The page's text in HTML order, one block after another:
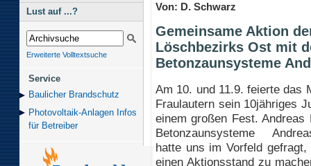
Lust auf ...?
Erweiterte Volltextsuche
Service
Baulicher Brand­schutz
Photovoltaik-Anlagen Infos
für Betreiber
Von: D. Schwarz
Gemeinsame Aktion
Löschbezirks Ost mit
Betonzaunsysteme
Am 10. und 11.9. feierte das
Fraulautern sein 10jähriges
einem großen Fest. Andreas
Betonzaunsysteme
hatte uns im Vorfeld
einen Aktionsstand zu